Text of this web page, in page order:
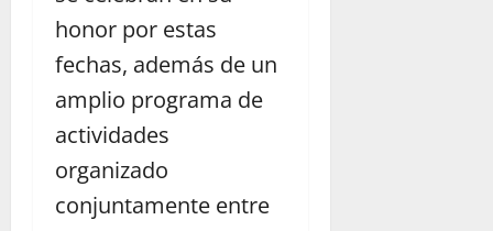
honor por estas
fechas, además de un
amplio programa de
actividades
organizado
conjuntamente entre